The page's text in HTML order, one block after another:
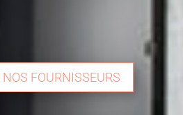
FOURNISSEURS